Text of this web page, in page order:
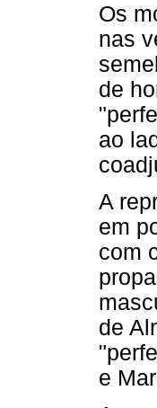
Os
nas
de
ao
A
em
com
de
e